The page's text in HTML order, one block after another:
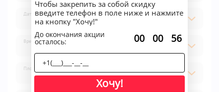
Дата
Время
Площадка
Чтобы закрепить за собой скидку
введите телефон в поле ниже и нажмите
на кнопку "Хочу!"
До окончания акции
осталось: 00 00 56
Хочу!